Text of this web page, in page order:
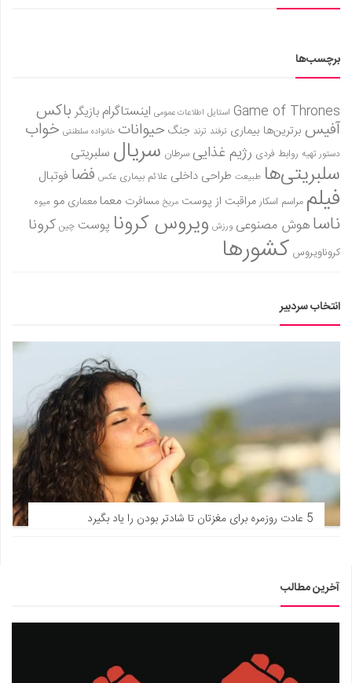
برچسب‌ها
Game of Thrones استایل اطلاعات عمومی اینستاگرام بازیگر باکس
آفیس برترین‌ها بیماری ترفند ترند جنگ حیوانات خانواده سلطنتی خواب
دستور تهیه روابط فردی رژیم غذاییسرطان سریال سلبریتی
سلبریتی‌ها طبیعت طراحی داخلی علائم بیماری عکس فضا فوتبال
فیلم مراسم اسکارمراقبت از پوست مریخ مسافرت معمامعماری مو میوه
ناساهوش مصنوعی ورزش ویروس کرونا پوست چین کرونا
کروناویروس کشورها
انتخاب سردبیر
5 عادت روزمره برای مغزتان تا شادتر بودن را یاد بگیرد
آخرین مطالب